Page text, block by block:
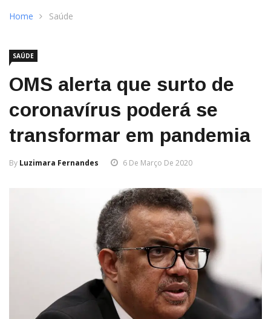
Home Saúde
SAÚDE
OMS alerta que surto de
coronavírus poderá se
transformar em pandemia
By Luzimara Fernandes 6 De Março De 2020